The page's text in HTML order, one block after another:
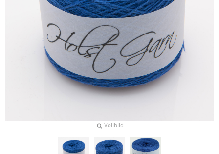
Vollbild